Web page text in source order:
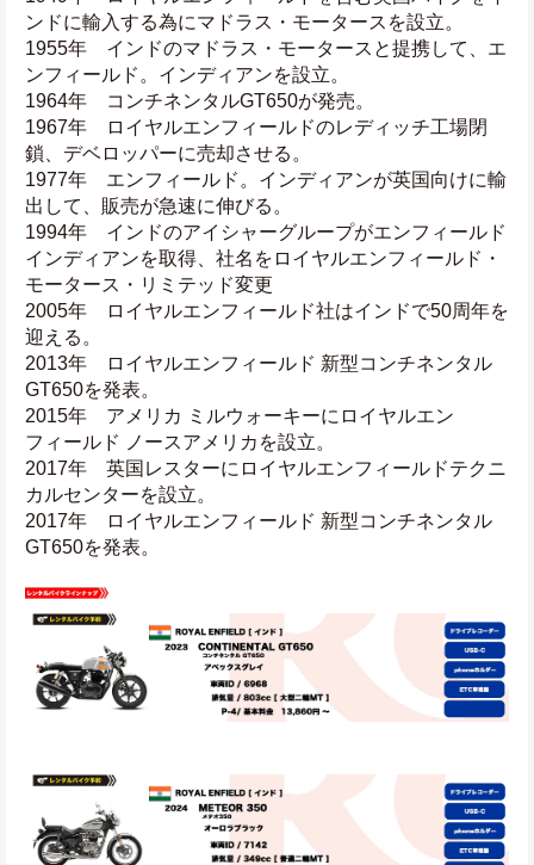
ンドに輸入する為にマドラス・モータースを設立。
1955年　インドのマドラス・モータースと提携して、エ
ンフィールド。インディアンを設立。
1964年　コンチネンタルGT650が発売。
1967年　ロイヤルエンフィールドのレディッチ工場閉
鎖、デベロッパーに売却させる。
1977年　エンフィールド。インディアンが英国向けに輸
出して、販売が急速に伸びる。
1994年　インドのアイシャーグループがエンフィールド
インディアンを取得、社名をロイヤルエンフィールド・
モータース・リミテッド変更
2005年　ロイヤルエンフィールド社はインドで50周年を
迎える。
2013年　ロイヤルエンフィールド 新型コンチネンタル
GT650を発表。
2015年　アメリカ ミルウォーキーにロイヤルエン
フィールド ノースアメリカを設立。
2017年　英国レスターにロイヤルエンフィールドテクニ
カルセンターを設立。
2017年　ロイヤルエンフィールド 新型コンチネンタル
GT650を発表。